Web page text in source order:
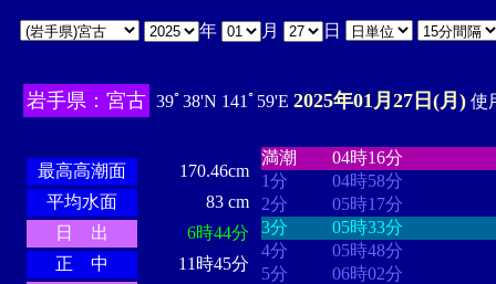
年 月 日
岩手県：宮古 39ﾟ38'N 141ﾟ59'E 2025年01月27日(月) 使
最高高潮面
170.46cm
平均水面
83 cm
日 出
6時44分
正 中
11時45分
満潮
04時16分
1分
04時58分
2分
05時17分
3分
05時33分
4分
05時48分
5分
06時02分